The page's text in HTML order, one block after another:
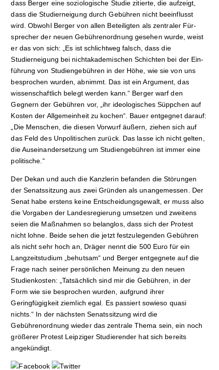
dass Berger eine soziologische Studie zitierte, die aufzeigt,
dass die Studierneigung durch Gebühren nicht beeinflusst
wird. Obwohl Berger von allen Be­teiligten als zentraler Für­
sprecher der neuen Ge­büh­ren­ordnung gesehen wur­de, weist
er das von sich: „Es ist schlichtweg falsch, dass die
Studierneigung bei nicht­aka­de­mischen Schichten bei der Ein­
führung von Studiengebühren in der Höhe, wie sie von uns
besprochen wurden, abnimmt. Das ist ein Argument, das
wissenschaftlich belegt werden kann.“ Berger warf den
Gegnern der Gebühren vor, „ihr ideologisches Süppchen auf
Kosten der Allgemeinheit zu kochen“. Bauer entgegnet darauf:
„Die Menschen, die diesen Vorwurf äußern, ziehen sich auf
das Feld des Unpolitischen zurück. Das lasse ich nicht gelten,
die Auseinandersetzung um Studiengebühren ist immer eine
po­litische.“
Der Dekan und auch die Kanzlerin befanden die Störungen
der Senatssitzung aus zwei Gründen als unangemessen. Der
Senat habe erstens keine Entscheidungsgewalt, er muss also
die Vorgaben der Landesregierung umsetzen und zweitens
seien die Maßnahmen so belanglos, dass sich der Protest
nicht lohne. Beide sehen die jetzt festzulegenden Gebühren
als nicht sehr hoch an, Dräger nennt die 500 Euro für ein
Langzeitstudium „behutsam“ und Berger entgegnete auf die
Frage nach seiner persönlichen Meinung zu den neuen
Studienkosten: „Tat­sächlich sind mir die Ge­bühren, in der
Form wie sie besprochen wurden, aufgrund ihrer
Geringfügigkeit ziemlich egal. Es passiert sowieso quasi
nichts.“ In der nächsten Senatssitzung wird die
Gebührenordnung wieder das zen­trale Thema sein, ein noch
größerer Protest Leipziger Studierender hat sich bereits
angekündigt.